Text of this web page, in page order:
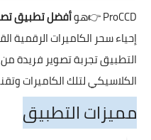
ProCCD👉هوأفضل تطبيق
التطبيق تجربة تصوير فريدة
الكلاسيكي لتلك الكاميرات
مميزات التطبيق